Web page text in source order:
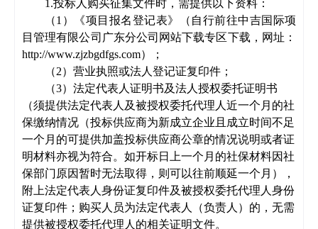
1.投标人购买征集文件时，需提供以下资料：
（1）《项目报名登记表》（自行前往中吉国际项
目管理有限公司广东分公司 网站下载专区下载 ， 网址：
http://www.zjzbgdfgs.com）
；
（2）营业执照或法人登记证复印件；
（3） 法定代表人证明书及法人授权委托证明书
（须提供法定代表人及被授权委托代理 人 近一个月的社
保缴纳情况 （投标供应商为新成立企业且成立时间不足
一个月的可提供加盖投标供应商公章的情况说明或者证
明材料亦视为符合。如开标日上一个月的社保材料因社
保部门原因暂时无法取得，则可以往前顺延一个月）
，
附上法定代表人身份证复印件及被授权委托代理 人 身份
证复印件； 购买人员为法定代表人（负责人）的，无需
提供被授权委托代理 人 的相关证明文件。